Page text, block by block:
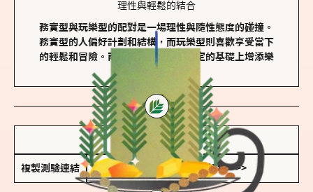
理性與輕鬆的結合
務實型與玩樂型的配對是一場理性與隨性態度的碰撞。
務實型的人偏好計劃和結構，而玩樂型則喜歡享受當下
的輕鬆和冒險。兩者的關係能夠在穩定的基礎上增添樂
儲存我的結果圖
複製測驗連結 查看香氛類型全解析 >>>